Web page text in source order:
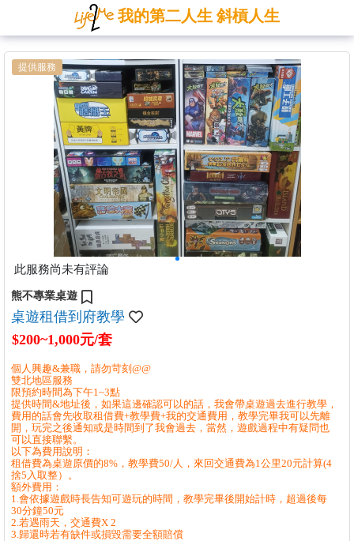
我的第二人生 斜槓人生
提供服務
此服務尚未有評論
熊不專業桌遊
桌遊租借到府教學
$200~1,000元/套
個人興趣&兼職，請勿苛刻@@
雙北地區服務
限預約時間為下午1~3點
提供時間&地址後，如果這邊確認可以的話，我會帶桌遊過去進行教學，
費用的話會先收取租借費+教學費+我的交通費用，教學完畢我可以先離
開，玩完之後通知或是時間到了我會過去，當然，遊戲過程中有疑問也
可以直接聯繫。
以下為費用說明：
租借費為桌遊原價的8%，教學費50/人，來回交通費為1公里20元計算(4
捨5入取整）。
額外費用：
1.會依據遊戲時長告知可遊玩的時間，教學完畢後開始計時，超過後每
30分鐘50元
2.若遇雨天，交通費X 2
3.歸還時若有缺件或損毀需要全額賠償